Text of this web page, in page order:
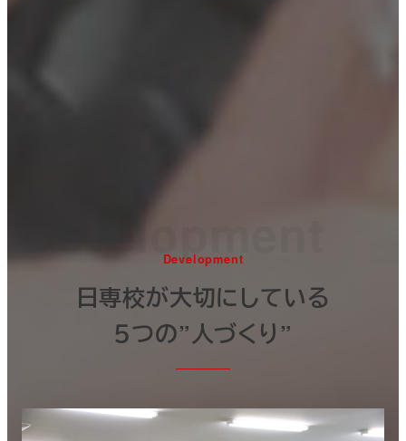
Development
Development
日専校が大切にしている
５つの”人づくり”